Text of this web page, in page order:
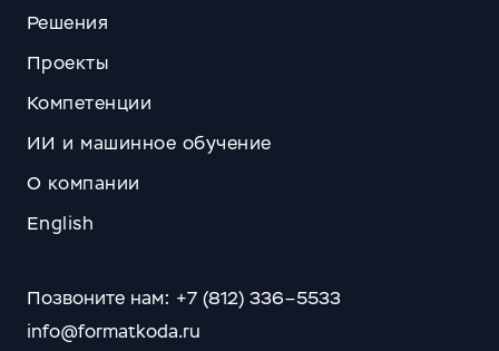
Решения
Проекты
Компетенции
ИИ и машинное обучение
О компании
English
Позвоните нам: +7 (812) 336–5533
info@formatkoda.ru